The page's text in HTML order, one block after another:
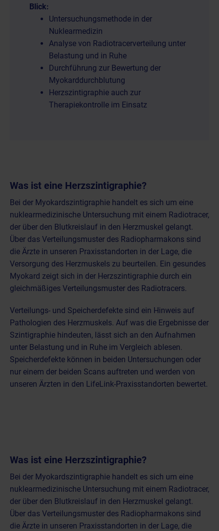
Blick:
Untersuchungsmethode in der
Nuklearmedizin
Analyse von Radiotracerverteilung unter
Belastung und in Ruhe
Durchführung zur Bewertung der
Myokarddurchblutung
Herzszintigraphie auch zur
Therapiekontrolle im Einsatz
Was ist eine Herzszintigraphie?
Bei der Myokardszintigraphie handelt es sich um eine
nuklearmedizinische Untersuchung mit einem Radiotracer,
der über den Blutkreislauf in den Herzmuskel gelangt.
Über das Verteilungsmuster des Radiopharmakons sind
die Ärzte in unseren Praxisstandorten in der Lage, die
Versorgung des Herzmuskels zu beurteilen. Ein gesundes
Myokard zeigt sich in der Herzszintigraphie durch ein
gleichmäßiges Verteilungsmuster des Radiotracers.
Verteilungs- und Speicherdefekte sind ein Hinweis auf
Pathologien des Herzmuskels. Auf was die Ergebnisse der
Szintigraphie hindeuten, lässt sich an den Aufnahmen
unter Belastung und in Ruhe im Vergleich ablesen.
Speicherdefekte können in beiden Untersuchungen oder
nur einem der beiden Scans auftreten und werden von
unseren Ärzten in den LifeLink-Praxisstandorten bewertet.
Was ist eine Herzszintigraphie?
Bei der Myokardszintigraphie handelt es sich um eine
nuklearmedizinische Untersuchung mit einem Radiotracer,
der über den Blutkreislauf in den Herzmuskel gelangt.
Über das Verteilungsmuster des Radiopharmakons sind
die Ärzte in unseren Praxisstandorten in der Lage, die